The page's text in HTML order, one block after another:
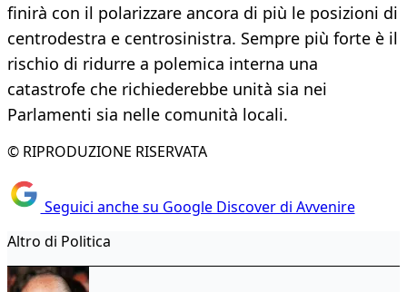
finirà con il polarizzare ancora di più le posizioni di
centrodestra e centrosinistra. Sempre più forte è il
rischio di ridurre a polemica interna una
catastrofe che richiederebbe unità sia nei
Parlamenti sia nelle comunità locali.
© RIPRODUZIONE RISERVATA
Seguici anche su Google Discover di Avvenire
Altro di Politica